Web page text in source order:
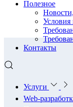
Полезное
Условия
Контакты
Услуги
Web-